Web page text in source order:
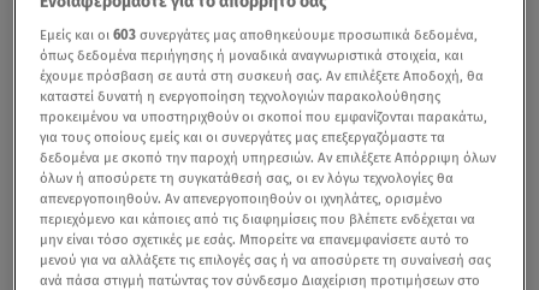
Εμείς και οι603 συνεργάτες μας αποθηκεύουμε προσωπικά δεδομένα,
όπως δεδομένα περιήγησης ή μοναδικά αναγνωριστικά στοιχεία, και
έχουμε πρόσβαση σε αυτά στη συσκευή σας. Αν επιλέξετε Αποδοχή, θα
καταστεί δυνατή η ενεργοποίηση τεχνολογιών παρακολούθησης
προκειμένου να υποστηριχθούν οι σκοποί που εμφανίζονται παρακάτω,
για τους οποίους εμείς και οι συνεργάτες μας επεξεργαζόμαστε τα
δεδομένα με σκοπό την παροχή υπηρεσιών. Αν επιλέξετε Απόρριψη όλων
όλων ή αποσύρετε τη συγκατάθεσή σας, οι εν λόγω τεχνολογίες θα
απενεργοποιηθούν. Αν απενεργοποιηθούν οι ιχνηλάτες, ορισμένο
περιεχόμενο και κάποιες από τις διαφημίσεις που βλέπετε ενδέχεται να
μην είναι τόσο σχετικές με εσάς. Μπορείτε να επανεμφανίσετε αυτό το
μενού για να αλλάξετε τις επιλογές σας ή να αποσύρετε τη συναίνεσή σας
ανά πάσα στιγμή πατώντας τον σύνδεσμο Διαχείριση προτιμήσεων στο